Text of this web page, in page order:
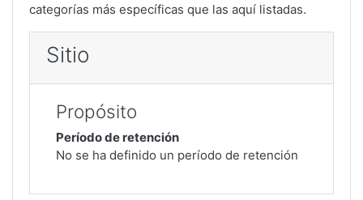
categorías más específicas que las aquí listadas.
Sitio
Propósito
Período de retención
No se ha definido un período de retención